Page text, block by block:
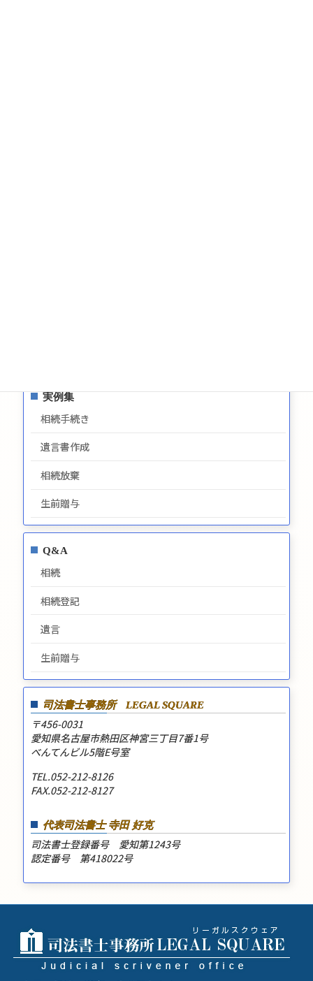
実例集
相続手続き
遺言書作成
相続放棄
生前贈与
Q&A
相続
相続登記
遺言
生前贈与
司法書士事務所 LEGAL SQUARE
〒456-0031
愛知県名古屋市熱田区神宮三丁目7番1号
べんてんビル5階E号室
TEL.052-212-8126
FAX.052-212-8127
代表司法書士 寺田 好克
司法書士登録番号 愛知第1243号
認定番号 第418022号